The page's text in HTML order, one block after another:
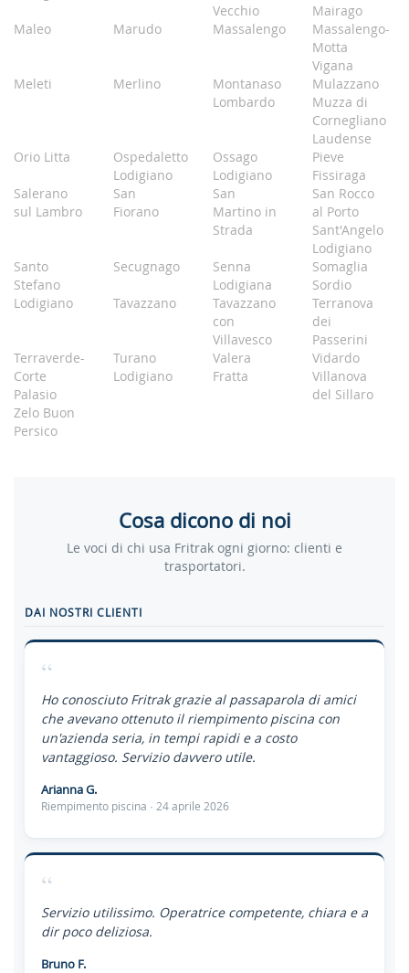
Vecchio
Mairago
Maleo
Marudo Massalengo
Massalengo-
Motta
Vigana
Meleti
Merlino
Montanaso
Lombardo
Mulazzano
Muzza di
Cornegliano
Laudense
Orio Litta
Ospedaletto
Lodigiano
Ossago
Lodigiano
Pieve
Fissiraga
Salerano
sul Lambro
San
Fiorano
San
Martino in
Strada
San Rocco
al Porto
Sant'Angelo
Lodigiano
Santo
Stefano
Lodigiano
Secugnago
Senna
Lodigiana
Somaglia
Sordio
Tavazzano
Tavazzano
con
Villavesco
Terranova
dei
Passerini
Terraverde-
Corte
Palasio
Turano
Lodigiano
Valera
Fratta
Vidardo
Villanova
del Sillaro
Zelo Buon
Persico
Cosa dicono di noi
Le voci di chi usa Fritrak ogni giorno: clienti e
trasportatori.
DAI NOSTRI CLIENTI
“
Ho conosciuto Fritrak grazie al passaparola di amici
che avevano ottenuto il riempimento piscina con
un'azienda seria, in tempi rapidi e a costo
vantaggioso. Servizio davvero utile.
Arianna G.
Riempimento piscina · 24 aprile 2026
“
Servizio utilissimo. Operatrice competente, chiara e a
dir poco deliziosa.
Bruno F.